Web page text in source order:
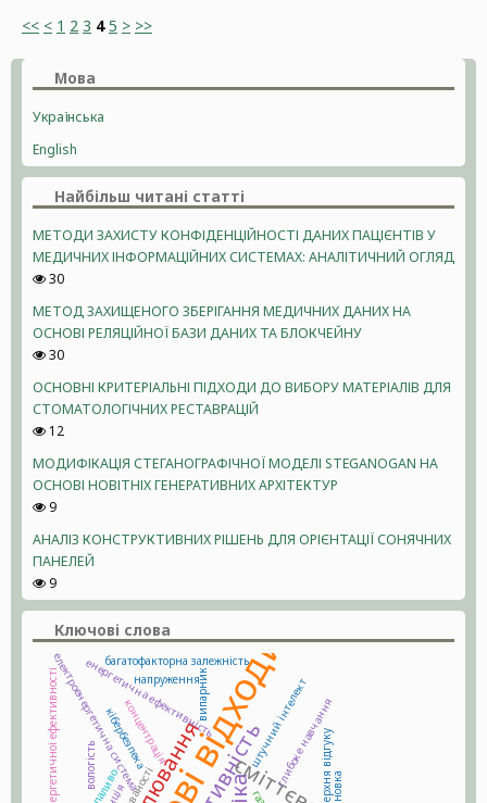
<< < 1 2 3 4 5 > >>
Мова
Українська
English
Найбільш читані статті
МЕТОДИ ЗАХИСТУ КОНФІДЕНЦІЙНОСТІ ДАНИХ ПАЦІЄНТІВ У
МЕДИЧНИХ ІНФОРМАЦІЙНИХ СИСТЕМАХ: АНАЛІТИЧНИЙ ОГЛЯД
30
МЕТОД ЗАХИЩЕНОГО ЗБЕРІГАННЯ МЕДИЧНИХ ДАНИХ НА
ОСНОВІ РЕЛЯЦІЙНОЇ БАЗИ ДАНИХ ТА БЛОКЧЕЙНУ
30
ОСНОВНІ КРИТЕРІАЛЬНІ ПІДХОДИ ДО ВИБОРУ МАТЕРІАЛІВ ДЛЯ
СТОМАТОЛОГІЧНИХ РЕСТАВРАЦІЙ
12
МОДИФІКАЦІЯ СТЕГАНОГРАФІЧНОЇ МОДЕЛІ STEGANOGAN НА
ОСНОВІ НОВІТНІХ ГЕНЕРАТИВНИХ АРХІТЕКТУР
9
АНАЛІЗ КОНСТРУКТИВНИХ РІШЕНЬ ДЛЯ ОРІЄНТАЦІЇ СОНЯЧНИХ
ПАНЕЛЕЙ
9
Ключові слова
концентрація
електроенергетична система
енергетична ефективність штучний інтелект
глибоке навчання
випарник
кібербезпека поверхня відгуку
багатофакторна залежність
напруження
вологість